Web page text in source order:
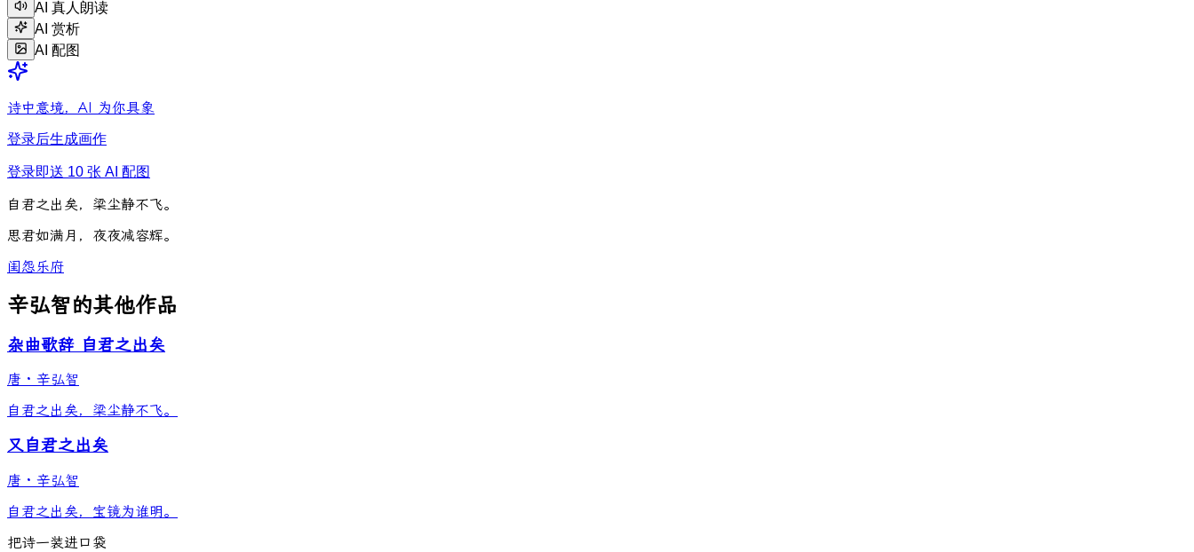
AI 真人朗读
AI 赏析
AI 配图
诗中意境，AI 为你具象
登录后生成画作
登录即送 10 张 AI 配图
自 君之出 矣， 梁尘静不飞。
思君如满月 ， 夜夜减容辉。
闺怨乐府
辛弘智的其他作品
杂曲歌辞 自君之出矣
唐 · 辛弘智
自君之出矣，梁尘静不飞。
又自君之出矣
唐 · 辛弘智
自君之出矣，宝镜为谁明。
把诗一装进口袋